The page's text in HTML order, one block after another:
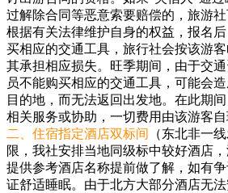
过解除合同等恶意索要赔偿的，旅游
根据有关法律维护自身的权益，报名
买相应的交通工具，旅行社会按该游
其承担相应损失。旺季期间，由于交
员不能购买相应的交通工具，可能会
目的地，而无法返回出发地。在此期
相关服务或协助，一切费用由该游客自
二、住宿指定酒店双标间
（东北非一
限，我社安排当地同级标中较好酒店
提供参考酒店名称提前做了解，如有
证舒适睡眠。由于北方大部分酒店无